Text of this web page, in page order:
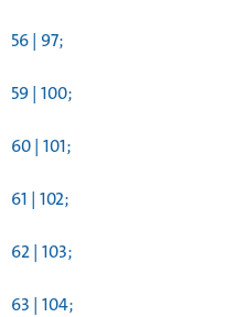
56 | 97;
59 | 100;
60 | 101;
61 | 102;
62 | 103;
63 | 104;